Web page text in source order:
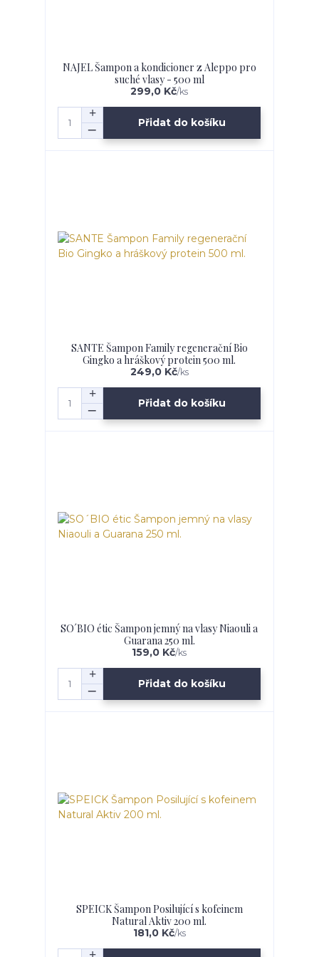
NAJEL Šampon a kondicioner z Aleppo pro
suché vlasy - 500 ml
299,0 Kč/ks
Přidat do košíku
SANTE Šampon Family regenerační Bio
Gingko a hráškový protein 500 ml.
249,0 Kč/ks
Přidat do košíku
SO´BIO étic Šampon jemný na vlasy Niaouli a
Guarana 250 ml.
159,0 Kč/ks
Přidat do košíku
SPEICK Šampon Posilující s kofeinem
Natural Aktiv 200 ml.
181,0 Kč/ks